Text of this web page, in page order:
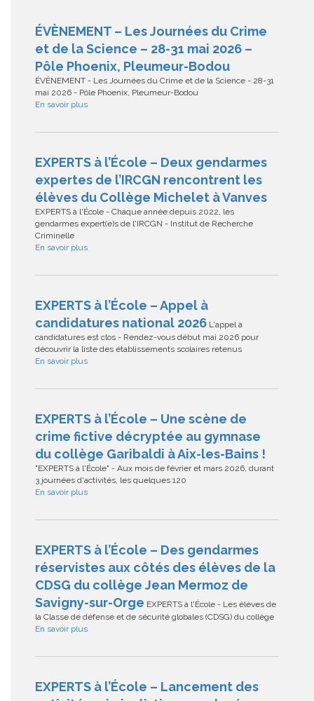
ÉVÈNEMENT – Les Journées du Crime
et de la Science – 28-31 mai 2026 –
Pôle Phoenix, Pleumeur-Bodou
ÉVÈNEMENT - Les Journées du Crime et de la Science - 28-31
mai 2026 - Pôle Phoenix, Pleumeur-Bodou
En savoir plus
EXPERTS à l’École – Deux gendarmes
expertes de l’IRCGN rencontrent les
élèves du Collège Michelet à Vanves
EXPERTS à l'École - Chaque année depuis 2022, les
gendarmes expert(e)s de l'IRCGN - Institut de Recherche
Criminelle
En savoir plus
EXPERTS à l’École – Appel à
candidatures national 2026 L'appel à
candidatures est clos - Rendez-vous début mai 2026 pour
découvrir la liste des établissements scolaires retenus
En savoir plus
EXPERTS à l’École – Une scène de
crime fictive décryptée au gymnase
du collège Garibaldi à Aix-les-Bains !
"EXPERTS à l'École" - Aux mois de février et mars 2026, durant
3 journées d'activités, les quelques 120
En savoir plus
EXPERTS à l’École – Des gendarmes
réservistes aux côtés des élèves de la
CDSG du collège Jean Mermoz de
Savigny-sur-Orge EXPERTS à l'École - Les élèves de
la Classe de défense et de sécurité globales (CDSG) du collège
En savoir plus
EXPERTS à l’École – Lancement des